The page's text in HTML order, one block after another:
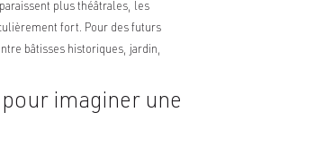
plus théâtrales, les
fort. Pour des futurs
bâtisses historiques, jardin,
pour imaginer une